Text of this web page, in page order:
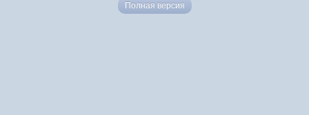
Полная версия